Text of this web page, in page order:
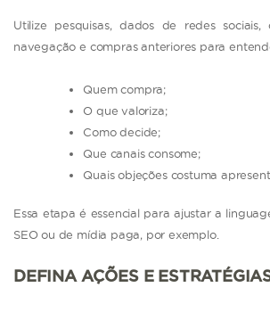
Utilize pesquisas, dados de redes sociais,
navegação e compras anteriores para
Quem compra;
O que valoriza;
Como decide;
Que canais consome;
Quais objeções costuma
Essa etapa é essencial para ajustar a
SEO ou de mídia paga, por exemplo.
DEFINA AÇÕES E